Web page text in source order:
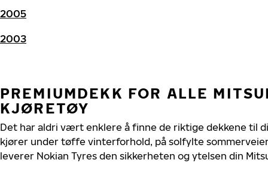
2005
2003
PREMIUMDEKK FOR ALLE
KJØRETØY
Det har aldri vært enklere å finne de riktige dekkene til
kjører under tøffe vinterforhold, på solfylte
leverer Nokian Tyres den sikkerheten og ytelsen din